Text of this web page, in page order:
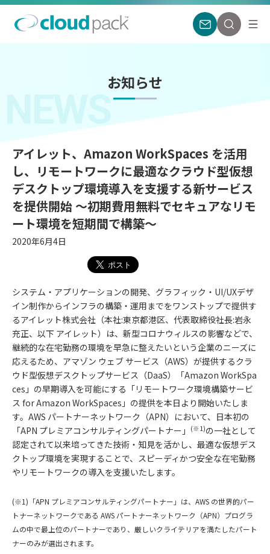
お知らせ
NEWS
アイレット、Amazon WorkSpaces を活用
し、リモートワークに最適なクラウド型仮想
デスクトップ環境導入を支援する新サービス
を提供開始 〜初期費用無料でセキュアなリモ
ート環境を短期間で構築〜
2020年6月4日
システム・アプリケーションの開発、グラフィック・UI/UXデザ
イン制作からインフラの構築・運用までをワンストップで提供す
るアイレット株式会社（本社:東京都港区、代表取締役社長:岩永
充正、以下 アイレット）は、新型コロナウィルスの影響などで、
継続的な在宅勤務の環境を早急に整えたいという企業のニーズに
応えるため、アマゾン ウェブ サービス（AWS）が提供するクラ
ウド型仮想デスクトップサービス（DaaS）「Amazon WorkSpa
ces」の早期導入を可能にする「リモートワーク環境構築サービ
ス for Amazon WorkSpaces」の提供を本日より開始いたしま
す。AWS パートナーネットワーク（APN）において、日本初の
「APN プレミアコンサルティングパートナー」
(※1)の一社として
認定されて以来培ってきた技術・知見を活かし、最適な仮想デス
クトップ環境を実現することで、スピーディかつ安全な在宅勤務
やリモートワークの導入を支援いたします。
(※1)「APN プレミアコンサルティングパートナー」は、AWS の世界的パー
トナーネットワークである AWS パートナーネットワーク（APN）プログラ
ムの中で最上位のパートナーであり、厳しいクライテリアを満たしたパート
ナーのみが選出されます。